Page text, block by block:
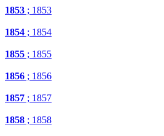
1853 ; 1853
1854 ; 1854
1855 ; 1855
1856 ; 1856
1857 ; 1857
1858 ; 1858